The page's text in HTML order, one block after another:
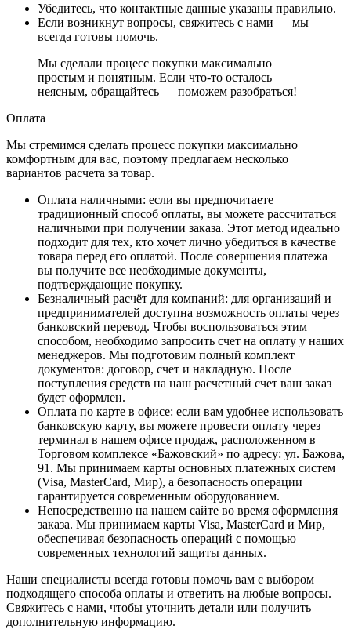
Убедитесь, что контактные данные указаны правильно.
Если возникнут вопросы, свяжитесь с нами — мы
всегда готовы помочь.
Мы сделали процесс покупки максимально
простым и понятным. Если что-то осталось
неясным, обращайтесь — поможем разобраться!
Оплата
Мы стремимся сделать процесс покупки максимально
комфортным для вас, поэтому предлагаем несколько
вариантов расчета за товар.
Оплата наличными: если вы предпочитаете
традиционный способ оплаты, вы можете рассчитаться
наличными при получении заказа. Этот метод идеально
подходит для тех, кто хочет лично убедиться в качестве
товара перед его оплатой. После совершения платежа
вы получите все необходимые документы,
подтверждающие покупку.
Безналичный расчёт для компаний: для организаций и
предпринимателей доступна возможность оплаты через
банковский перевод. Чтобы воспользоваться этим
способом, необходимо запросить счет на оплату у наших
менеджеров. Мы подготовим полный комплект
документов: договор, счет и накладную. После
поступления средств на наш расчетный счет ваш заказ
будет оформлен.
Оплата по карте в офисе: если вам удобнее использовать
банковскую карту, вы можете провести оплату через
терминал в нашем офисе продаж, расположенном в
Торговом комплексе «Бажовский» по адресу: ул. Бажова,
91. Мы принимаем карты основных платежных систем
(Visa, MasterCard, Мир), а безопасность операции
гарантируется современным оборудованием.
Непосредственно на нашем сайте во время оформления
заказа. Мы принимаем карты Visa, MasterCard и Мир,
обеспечивая безопасность операций с помощью
современных технологий защиты данных.
Наши специалисты всегда готовы помочь вам с выбором
подходящего способа оплаты и ответить на любые вопросы.
Свяжитесь с нами, чтобы уточнить детали или получить
дополнительную информацию.